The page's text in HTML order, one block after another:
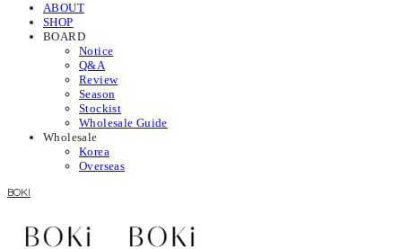
ABOUT
SHOP
BOARD
Notice
Q&A
Review
Season
Stockist
Wholesale Guide
Wholesale
Korea
Overseas
BOKI